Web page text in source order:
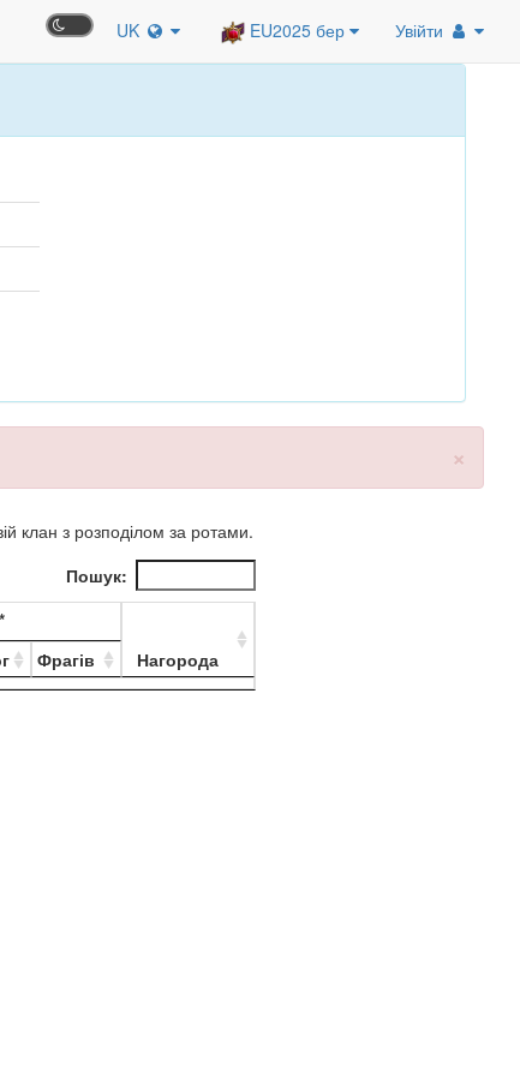
UK EU2025 бер Увійти
×
клан з розподілом за ротами.
Пошук:
Нагорода
Фрагів